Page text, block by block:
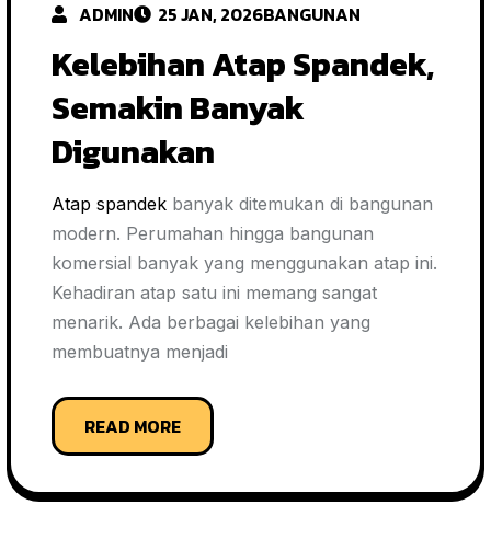
ADMIN 25 JAN, 2026BANGUNAN
Kelebihan Atap Spandek,
Semakin Banyak
Digunakan
Atap spandek banyak ditemukan di bangunan
modern. Perumahan hingga bangunan
komersial banyak yang menggunakan atap ini.
Kehadiran atap satu ini memang sangat
menarik. Ada berbagai kelebihan yang
membuatnya menjadi
READ MORE